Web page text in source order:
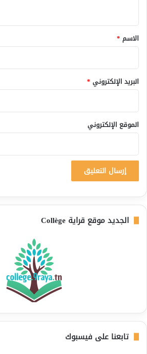
*
الاسم *
البريد الإلكتروني *
الموقع الإلكتروني
الجديد موقع قراية Collège
تابعنا على فيسبوك